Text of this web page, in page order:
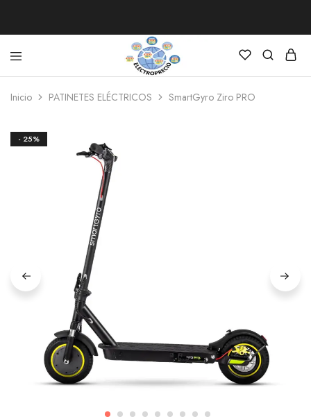
Electroprecio
Inicio PATINETES ELÉCTRICOS SmartGyro Ziro PRO
- 25%